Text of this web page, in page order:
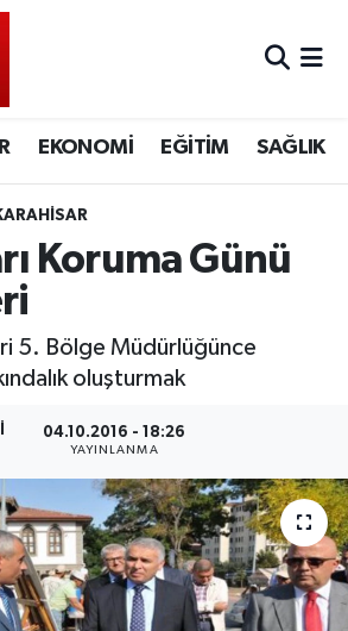
EKONOMİ EĞİTİM SAĞLIK
Koruma Günü
5. Bölge Müdürlüğünce
oluşturmak
04.10.2016 - 18:26
YAYINLANMA